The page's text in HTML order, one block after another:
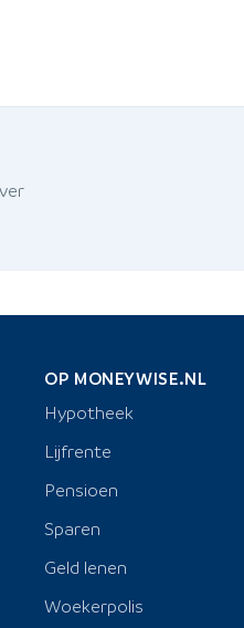
OP MONEYWISE.NL
Hypotheek
Lijfrente
Pensioen
Sparen
Geld lenen
Woekerpolis